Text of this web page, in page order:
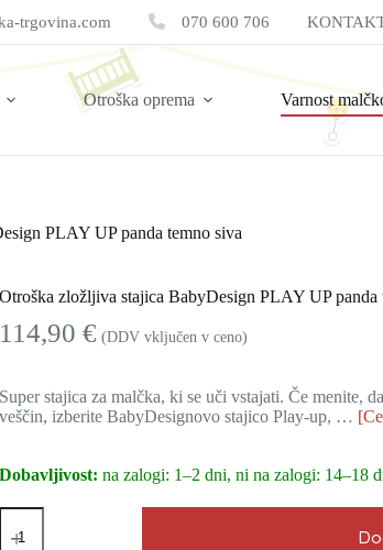
trgovina.com 070 600 706
Otroška oprema Varnost
PLAY UP panda temno siva
Otroška zložljiva stajica BabyDesign PLAY UP panda
114,90€ (DDV vključen v ceno)
Super stajica za malčka, ki se uči vstajati. Če menite,
veščin, izberite BabyDesignovo stajico Play-up, …
Dobavljivost: na zalogi: 1–2 dni, ni na zalogi: 14–18
Otroška
zložljiva